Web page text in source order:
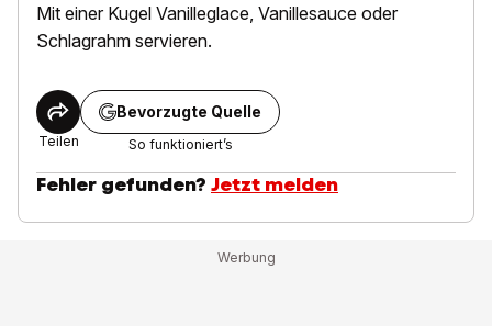
Mit einer Kugel Vanilleglace, Vanillesauce oder
Schlagrahm servieren.
Teilen
Bevorzugte Quelle
So funktioniert’s
Fehler gefunden? Jetzt melden